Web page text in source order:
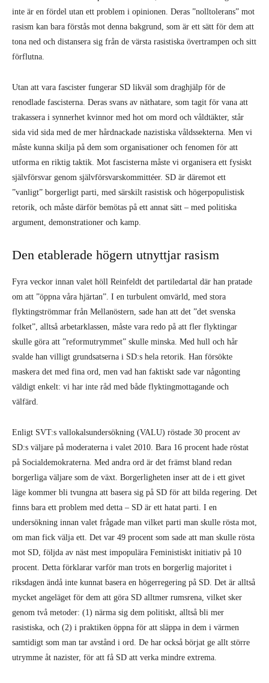
inte är en fördel utan ett problem i opinionen. Deras ”nolltolerans” mot
rasism kan bara förstås mot denna bakgrund, som är ett sätt för dem att
tona ned och distansera sig från de värsta rasistiska övertrampen och sitt
förflutna.
Utan att vara fascister fungerar SD likväl som draghjälp för de
renodlade fascisterna. Deras svans av näthatare, som tagit för vana att
trakassera i synnerhet kvinnor med hot om mord och våldtäkter, står
sida vid sida med de mer hårdnackade nazistiska våldssekterna. Men vi
måste kunna skilja på dem som organisationer och fenomen för att
utforma en riktig taktik. Mot fascisterna måste vi organisera ett fysiskt
självförsvar genom självförsvarskommittéer. SD är däremot ett
”vanligt” borgerligt parti, med särskilt rasistisk och högerpopulistisk
retorik, och måste därför bemötas på ett annat sätt – med politiska
argument, demonstrationer och kamp.
Den etablerade högern utnyttjar rasism
Fyra veckor innan valet höll Reinfeldt det partiledartal där han pratade
om att ”öppna våra hjärtan”. I en turbulent omvärld, med stora
flyktingströmmar från Mellanöstern, sade han att det ”det svenska
folket”, alltså arbetarklassen, måste vara redo på att fler flyktingar
skulle göra att ”reformutrymmet” skulle minska. Med hull och hår
svalde han villigt grundsatserna i SD:s hela retorik. Han försökte
maskera det med fina ord, men vad han faktiskt sade var någonting
väldigt enkelt: vi har inte råd med både flyktingmottagande och
välfärd.
Enligt SVT:s vallokalsundersökning (VALU) röstade 30 procent av
SD:s väljare på moderaterna i valet 2010. Bara 16 procent hade röstat
på Socialdemokraterna. Med andra ord är det främst bland redan
borgerliga väljare som de växt. Borgerligheten inser att de i ett givet
läge kommer bli tvungna att basera sig på SD för att bilda regering. Det
finns bara ett problem med detta – SD är ett hatat parti. I en
undersökning innan valet frågade man vilket parti man skulle rösta mot,
om man fick välja ett. Det var 49 procent som sade att man skulle rösta
mot SD, följda av näst mest impopulära Feministiskt initiativ på 10
procent. Detta förklarar varför man trots en borgerlig majoritet i
riksdagen ändå inte kunnat basera en högerregering på SD. Det är alltså
mycket angeläget för dem att göra SD alltmer rumsrena, vilket sker
genom två metoder: (1) närma sig dem politiskt, alltså bli mer
rasistiska, och (2) i praktiken öppna för att släppa in dem i värmen
samtidigt som man tar avstånd i ord. De har också börjat ge allt större
utrymme åt nazister, för att få SD att verka mindre extrema.